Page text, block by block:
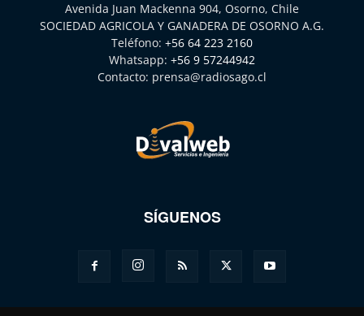
Avenida Juan Mackenna 904, Osorno, Chile
SOCIEDAD AGRICOLA Y GANADERA DE OSORNO A.G.
Teléfono: +56 64 223 2160
Whatsapp: +56 9 57244942
Contacto: prensa@radiosago.cl
SÍGUENOS